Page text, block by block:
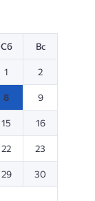
Сб Вс
1 2
8 9
15 16
22 23
29 30